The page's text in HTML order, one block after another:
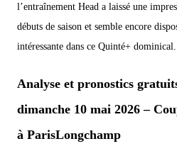
l’entraînement Head a laissé une
débuts de saison et semble encore
intéressante dans ce Quinté+
Analyse et pronostics
dimanche 10 mai 2026 –
à ParisLongchamp